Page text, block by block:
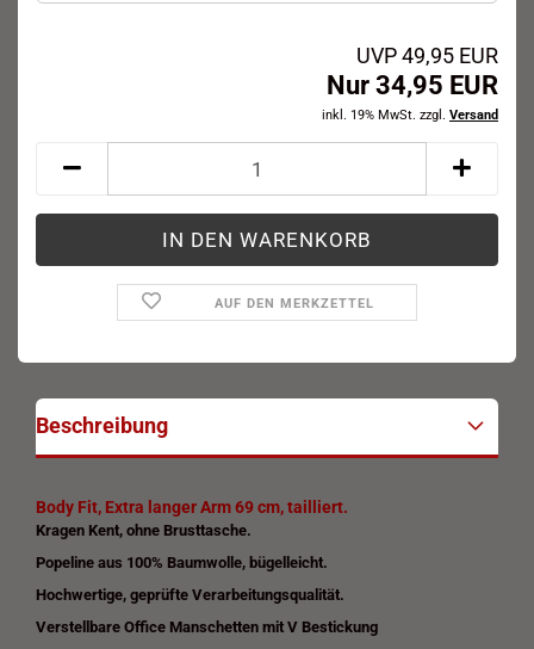
UVP 49,95 EUR
Nur 34,95 EUR
inkl. 19% MwSt. zzgl. Versand
AUF DEN MERKZETTEL
Beschreibung
Body Fit, Extra langer Arm 69 cm, tailliert.
Kragen Kent, ohne Brusttasche.
Popeline aus 100% Baumwolle, bügelleicht.
Hochwertige, geprüfte Verarbeitungsqualität.
Verstellbare Office Manschetten mit V Bestickung